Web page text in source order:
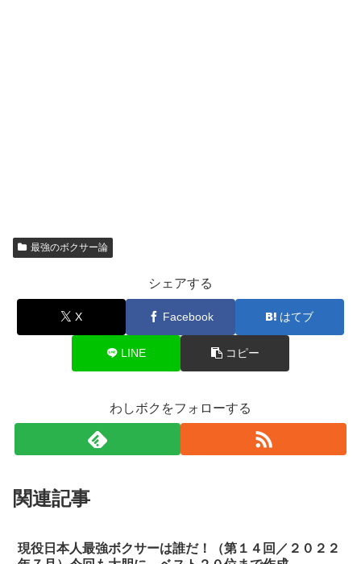
最強のボクサー論
シェアする
X Facebook はてブ
LINE コピー
わしボクをフォローする
関連記事
現役日本人最強ボクサーは誰だ！（第１４回／２０２２